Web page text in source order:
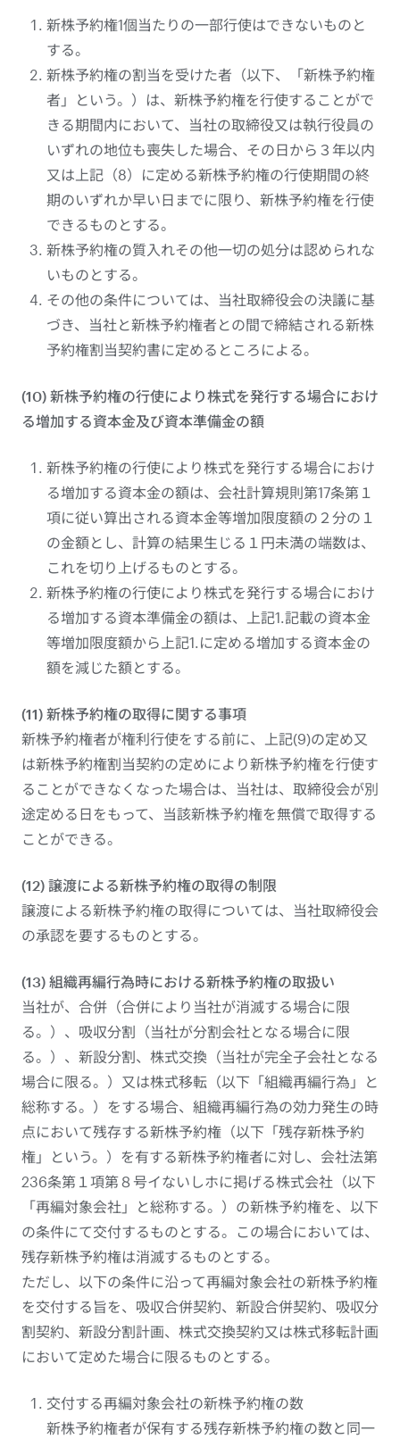
新株予約権1個当たりの一部行使はできないものと
する。
新株予約権の割当を受けた者（以下、「新株予約権
者」という。）は、新株予約権を行使することがで
きる期間内において、当社の取締役又は執行役員の
いずれの地位も喪失した場合、その日から３年以内
又は上記（8）に定める新株予約権の行使期間の終
期のいずれか早い日までに限り、新株予約権を行使
できるものとする。
新株予約権の質入れその他一切の処分は認められな
いものとする。
その他の条件については、当社取締役会の決議に基
づき、当社と新株予約権者との間で締結される新株
予約権割当契約書に定めるところによる。
(10) 新株予約権の行使により株式を発行する場合におけ
る増加する資本金及び資本準備金の額
新株予約権の行使により株式を発行する場合におけ
る増加する資本金の額は、会社計算規則第17条第１
項に従い算出される資本金等増加限度額の２分の１
の金額とし、計算の結果生じる１円未満の端数は、
これを切り上げるものとする。
新株予約権の行使により株式を発行する場合におけ
る増加する資本準備金の額は、上記1.記載の資本金
等増加限度額から上記1.に定める増加する資本金の
額を減じた額とする。
(11) 新株予約権の取得に関する事項
新株予約権者が権利行使をする前に、上記(9)の定め又
は新株予約権割当契約の定めにより新株予約権を行使す
ることができなくなった場合は、当社は、取締役会が別
途定める日をもって、当該新株予約権を無償で取得する
ことができる。
(12) 譲渡による新株予約権の取得の制限
譲渡による新株予約権の取得については、当社取締役会
の承認を要するものとする。
(13) 組織再編行為時における新株予約権の取扱い
当社が、合併（合併により当社が消滅する場合に限
る。）、吸収分割（当社が分割会社となる場合に限
る。）、新設分割、株式交換（当社が完全子会社となる
場合に限る。）又は株式移転（以下「組織再編行為」と
総称する。）をする場合、組織再編行為の効力発生の時
点において残存する新株予約権（以下「残存新株予約
権」という。）を有する新株予約権者に対し、会社法第
236条第１項第８号イないしホに掲げる株式会社（以下
「再編対象会社」と総称する。）の新株予約権を、以下
の条件にて交付するものとする。この場合においては、
残存新株予約権は消滅するものとする。
ただし、以下の条件に沿って再編対象会社の新株予約権
を交付する旨を、吸収合併契約、新設合併契約、吸収分
割契約、新設分割計画、株式交換契約又は株式移転計画
において定めた場合に限るものとする。
交付する再編対象会社の新株予約権の数
新株予約権者が保有する残存新株予約権の数と同一